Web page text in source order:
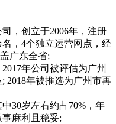
，创立于2006年，注册
，4个独立运营网点，经
广东全省;
年公司被评估为广州
2018年被推选为广州市再
30岁左右约占70%，年
麻利且稳妥;